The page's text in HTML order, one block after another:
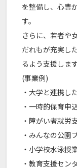
を整備し、心豊
す。
さらに、若者や
だれもが充実し
るよう支援します
(事業例)
・大学と連携し
・一時的保育申
・障がい者就労
・みんなの公園
・小学校水泳授
・教育支援セン